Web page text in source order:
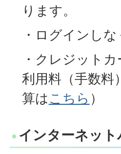
ります。
・ログインし
・クレジット
利用料（手数料
算はこちら ）
インターネッ